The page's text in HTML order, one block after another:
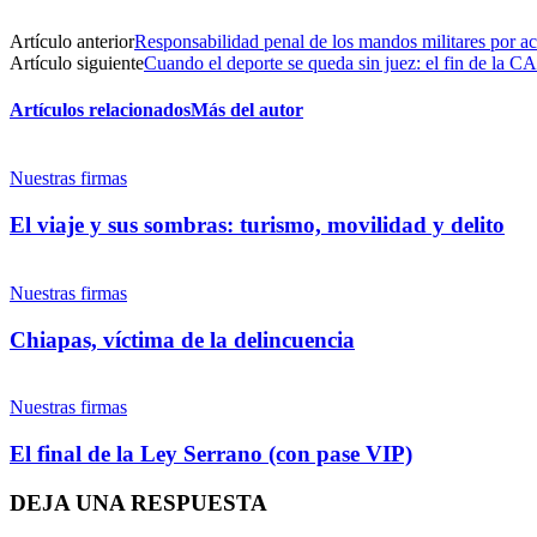
Artículo anteriorResponsabilidad penal de los mandos militares por
Artículo siguienteCuando el deporte se queda sin juez: el fin de la
Artículos relacionadosMás del autor
Nuestras firmas
El viaje y sus sombras: turismo, movilidad y delito
Nuestras firmas
Chiapas, víctima de la delincuencia
Nuestras firmas
El final de la Ley Serrano (con pase VIP)
DEJA UNA RESPUESTA